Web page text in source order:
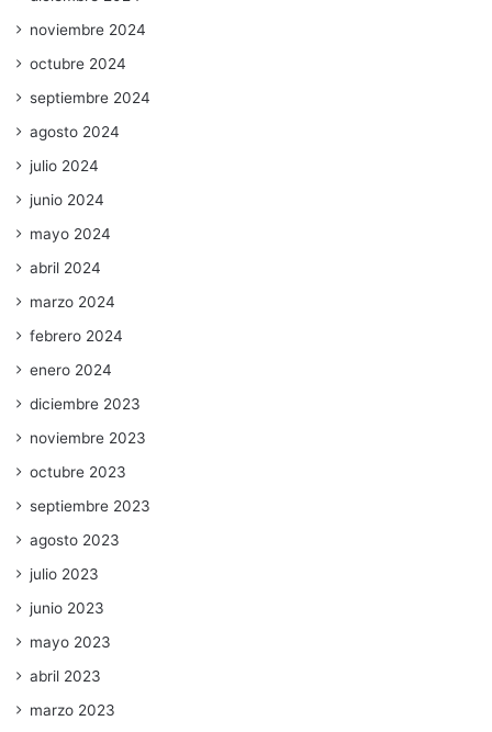
noviembre 2024
octubre 2024
septiembre 2024
agosto 2024
julio 2024
junio 2024
mayo 2024
abril 2024
marzo 2024
febrero 2024
enero 2024
diciembre 2023
noviembre 2023
octubre 2023
septiembre 2023
agosto 2023
julio 2023
junio 2023
mayo 2023
abril 2023
marzo 2023